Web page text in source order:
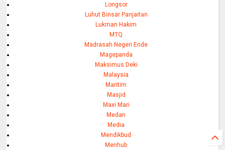
Longsor
Luhut Binsar Panjaitan
Lukman Hakim
MTQ
Madrasah Negeri Ende
Magepanda
Maksimus Deki
Malaysia
Maritim
Masjid
Maxi Mari
Medan
Media
Mendikbud
Menhub